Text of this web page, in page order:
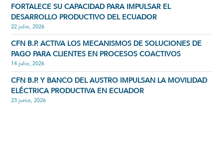
FORTALECE SU CAPACIDAD PARA IMPULSAR EL
DESARROLLO PRODUCTIVO DEL ECUADOR
22 julio, 2026
CFN B.P. ACTIVA LOS MECANISMOS DE SOLUCIONES DE
PAGO PARA CLIENTES EN PROCESOS COACTIVOS
14 julio, 2026
CFN B.P. Y BANCO DEL AUSTRO IMPULSAN LA MOVILIDAD
ELÉCTRICA PRODUCTIVA EN ECUADOR
23 junio, 2026